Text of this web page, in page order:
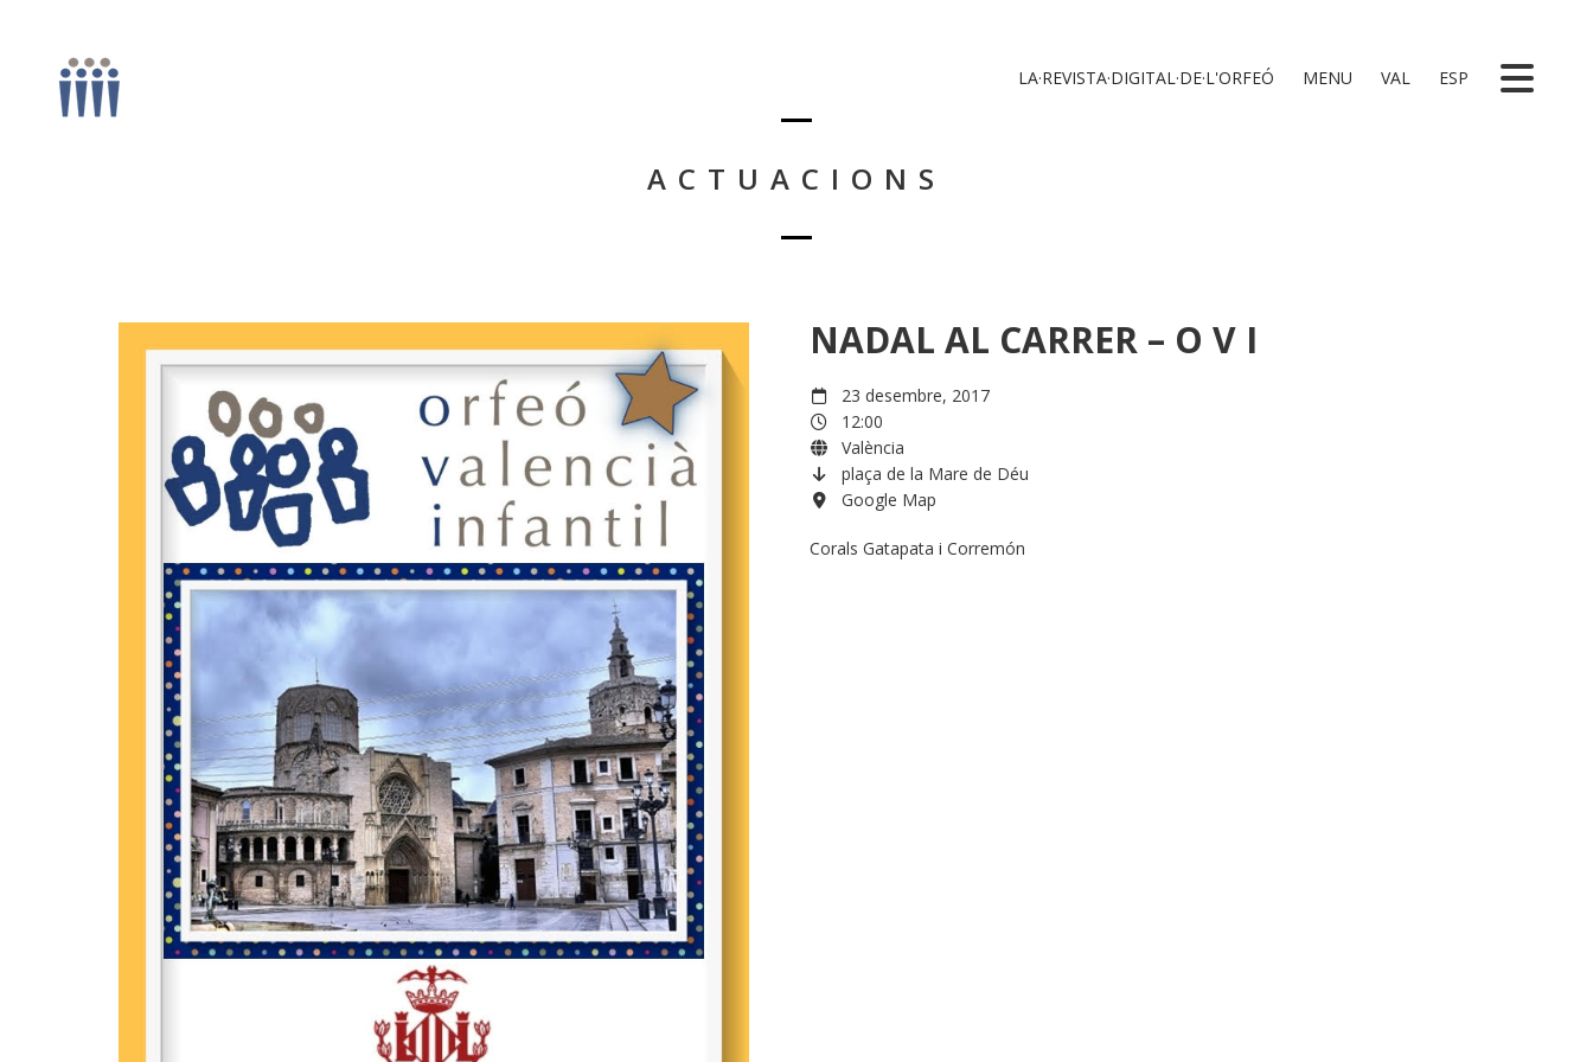
LA·REVISTA·DIGITAL·DE·L'ORFEÓ MENU VAL ESP
ACTUACIONS
NADAL AL CARRER – O V I
23 desembre, 2017
12:00
València
plaça de la Mare de Déu
Google Map
Corals Gatapata i Corremón